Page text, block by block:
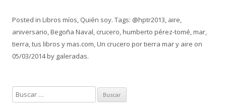
Posted in Libros míos, Quién soy. Tags: @hptr2013, aire,
aniversario,Begoña Naval, crucero,humberto pérez-tomé,mar,
tierra,tus libros y mas.com,Un crucero por tierra mar y aire on
05/03/2014by galeradas.
u